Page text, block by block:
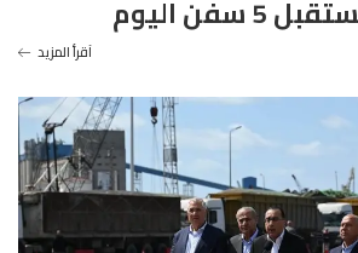
اليوم
آقرأ المزيد